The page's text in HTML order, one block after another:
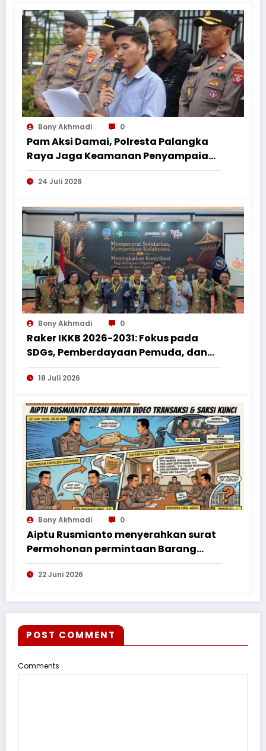
Bony Akhmadi 0
Pam Aksi Damai, Polresta Palangka
Raya Jaga Keamanan Penyampaian
Aspirasi Perkumpulan Pemuda
Nusantara
24 Juli 2026
Bony Akhmadi 0
Raker IKKB 2026-2031: Fokus pada
SDGs, Pemberdayaan Pemuda, dan
Penguatan Bantuan Hukum bagi
Perantau Kalbar
18 Juli 2026
Bony Akhmadi 0
Aiptu Rusmianto menyerahkan surat
Permohonan permintaan Barang
Bukti ke Polres Kayong Utara
22 Juni 2026
POST COMMENT
Comments